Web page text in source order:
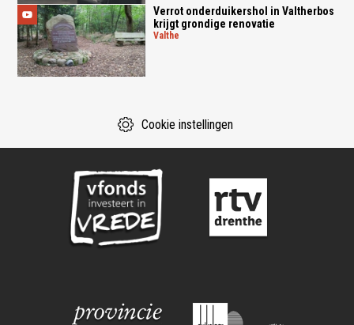
Verrot onderduikershol in Valtherbos
krijgt grondige renovatie
valthe
Cookie instellingen